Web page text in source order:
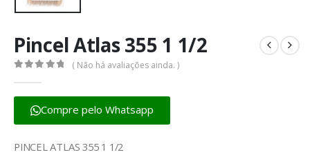
Pincel Atlas 355 1 1/2
( Não há avaliações ainda. )
Compre pelo Whatsapp
PINCEL ATLAS 355 1 1/2